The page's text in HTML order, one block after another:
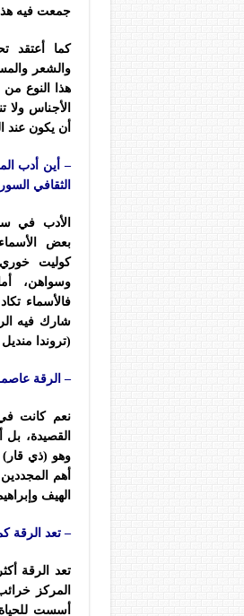
جمعت فيه
كما أعتقد
والشعر
هذا النوع من
الأجناس
أن يكون عند
– أين أدب
الثقافي
الأدب في
بعض
كوليت
وسواهن،
فالأسماء
شارك فيه
(تروندا
– الرقة
نعم كانت في
القصيدة،
أهم
الهيف
– تعد الرقة
تعد الرقة
المركز
أسست